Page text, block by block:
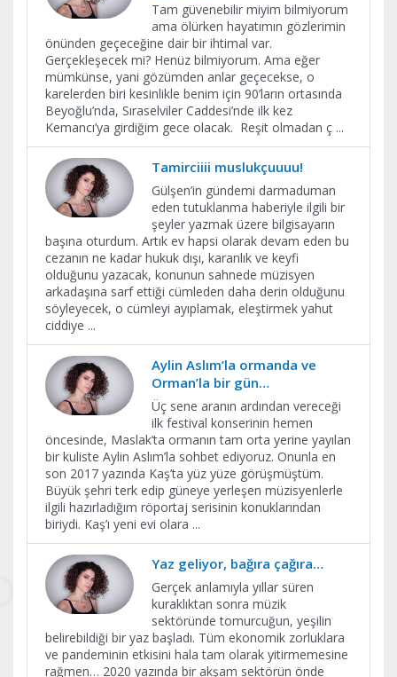
Tam güvenebilir miyim bilmiyorum
ama ölürken hayatımın gözlerimin
önünden geçeceğine dair bir ihtimal var.
Gerçekleşecek mi? Henüz bilmiyorum. Ama eğer
mümkünse, yani gözümden anlar geçecekse, o
karelerden biri kesinlikle benim için 90’ların ortasında
Beyoğlu’nda, Sıraselviler Caddesi’nde ilk kez
Kemancı’ya girdiğim gece olacak. Reşit olmadan ç ...
Tamirciiii muslukçuuuu!
Gülşen’in gündemi darmaduman
eden tutuklanma haberiyle ilgili bir
şeyler yazmak üzere bilgisayarın
başına oturdum. Artık ev hapsi olarak devam eden bu
cezanın ne kadar hukuk dışı, karanlık ve keyfi
olduğunu yazacak, konunun sahnede müzisyen
arkadaşına sarf ettiği cümleden daha derin olduğunu
söyleyecek, o cümleyi ayıplamak, eleştirmek yahut
ciddiye ...
Aylin Aslım’la ormanda ve
Orman’la bir gün…
Üç sene aranın ardından vereceği
ilk festival konserinin hemen
öncesinde, Maslak’ta ormanın tam orta yerine yayılan
bir kuliste Aylin Aslım’la sohbet ediyoruz. Onunla en
son 2017 yazında Kaş’ta yüz yüze görüşmüştüm.
Büyük şehri terk edip güneye yerleşen müzisyenlerle
ilgili hazırladığım röportaj serisinin konuklarından
biriydi. Kaş’ı yeni evi olara ...
Yaz geliyor, bağıra çağıra…
Gerçek anlamıyla yıllar süren
kuraklıktan sonra müzik
sektöründe tomurcuğun, yeşilin
belirebildiği bir yaz başladı. Tüm ekonomik zorluklara
ve pandeminin etkisini hala tam olarak yitirmemesine
rağmen… 2020 yazında bir akşam sektörün önde